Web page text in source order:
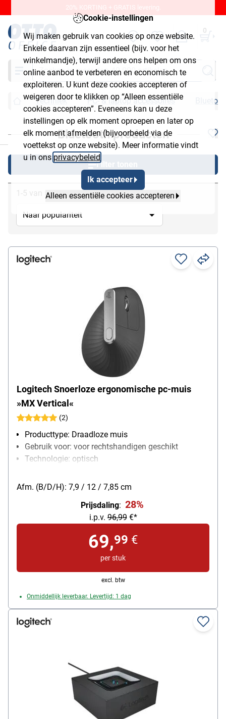
Cookie-instellingen
Wij maken gebruik van cookies op onze website.
Enkele daarvan zijn essentieel (bijv. voor het
winkelmandje), terwijl andere ons helpen om ons
online aanbod te verbeteren en economisch te
exploiteren. U kunt deze cookies accepteren of
weigeren door te klikken op “Alleen essentiële
cookies accepteren”. Eveneens kan u deze
instellingen op elk moment oproepen en later op
elk moment afmelden (bijvoorbeeld via de
voettekst op onze website). Meer informatie vindt
u in ons privacybeleid
Ik accepteer
Alleen essentiële cookies accepteren
20% KORTING + GRATIS levering.
0
Zoeken
Techniek PC- & laptop accessoires
Bluetooth producten
Filter tonen
1-5 van 5
Logitech Snoerloze ergonomische pc-muis
»MX Vertical«
(2)
Producttype: Draadloze muis
Gebruik voor: voor rechtshandigen geschikt
Technologie: optisch
Afm. (B/D/H): 7,9 / 12 / 7,85 cm
Prijsdaling: 28%
i.p.v.96,99€*
69,99 €
per stuk
excl. btw
Onmiddellijk leverbaar. Levertijd: 1 dag